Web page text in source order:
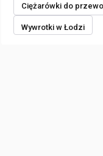
Ciężarówki do
Wywrotki w Łodzi